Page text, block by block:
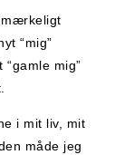
“mig”
mig”
i mit liv, mit
måde jeg